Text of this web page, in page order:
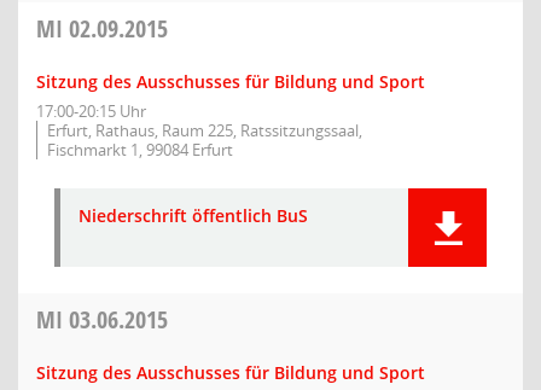
MI 02.09.2015
Sitzung des Ausschusses für Bildung und Sport
17:00-20:15 Uhr
Erfurt, Rathaus, Raum 225, Ratssitzungssaal,
Fischmarkt 1, 99084 Erfurt
Niederschrift öffentlich BuS
MI 03.06.2015
Sitzung des Ausschusses für Bildung und Sport